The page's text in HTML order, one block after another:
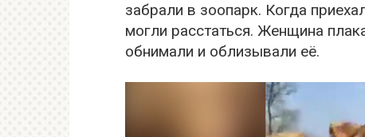
забрали в зоопарк. Когда
могли расстаться. Женщина
обнимали и облизывали её.